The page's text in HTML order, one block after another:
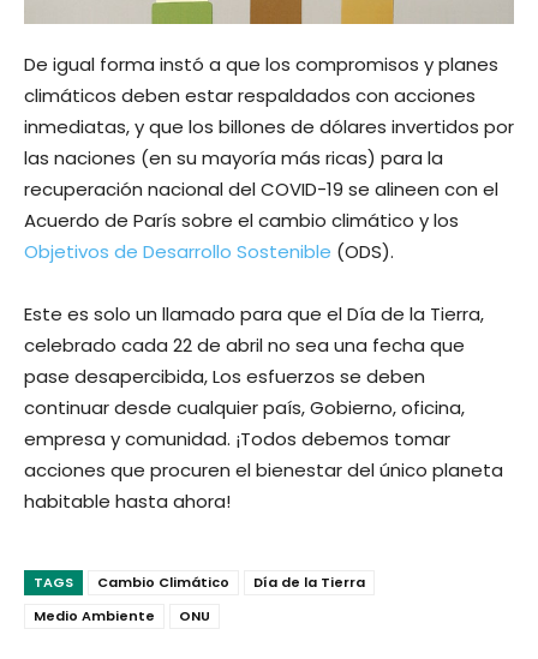
De igual forma instó a que los compromisos y planes
climáticos deben estar respaldados con acciones
inmediatas, y que los billones de dólares invertidos por
las naciones (en su mayoría más ricas) para la
recuperación nacional del COVID-19 se alineen con el
Acuerdo de París sobre el cambio climático y los
Objetivos de Desarrollo Sostenible (ODS).
Este es solo un llamado para que el Día de la Tierra,
celebrado cada 22 de abril no sea una fecha que
pase desapercibida, Los esfuerzos se deben
continuar desde cualquier país, Gobierno, oficina,
empresa y comunidad. ¡Todos debemos tomar
acciones que procuren el bienestar del único planeta
habitable hasta ahora!
TAGS Cambio Climático
Día de la Tierra
Medio Ambiente
ONU